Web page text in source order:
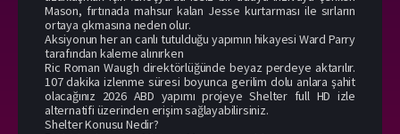
Mason, fırtınada mahsur kalan Jesse kurtarması ile sırların
ortaya çıkmasına neden olur.
Aksiyonun her an canlı tutulduğu yapımın hikayesi Ward Parry
tarafından kaleme alınırken
Ric Roman Waugh direktörlüğünde beyaz perdeye aktarılır.
107 dakika izlenme süresi boyunca gerilim dolu anlara şahit
olacağınız 2026 ABD yapımı projeye Shelter full HD izle
alternatifi üzerinden erişim sağlayabilirsiniz.
Shelter Konusu Nedir?